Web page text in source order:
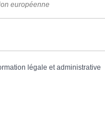
européenne
légale et administrative